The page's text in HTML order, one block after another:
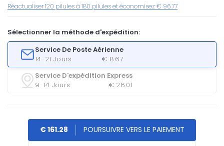
Réactualiser 120 pilules à 180 pilules et économisez € 96.77
Sélectionner la méthode d'expédition:
Service De Poste Aérienne
14-21 Jours
€ 8.67
Service D'expédition Express
9-14 Jours
€ 26.01
€ 161.28